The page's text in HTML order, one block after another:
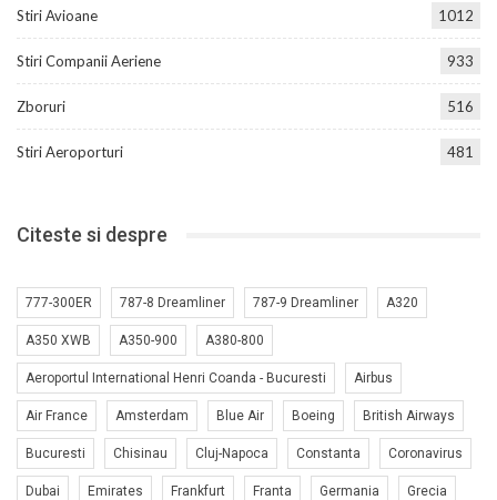
Stiri Avioane 1012
Stiri Companii Aeriene 933
Zboruri 516
Stiri Aeroporturi 481
Citeste si despre
777-300ER 787-8 Dreamliner 787-9 Dreamliner A320
A350 XWB A350-900 A380-800
Aeroportul International Henri Coanda - Bucuresti Airbus
Air France Amsterdam Blue Air Boeing British Airways
Bucuresti Chisinau Cluj-Napoca Constanta Coronavirus
Dubai Emirates Frankfurt Franta Germania Grecia